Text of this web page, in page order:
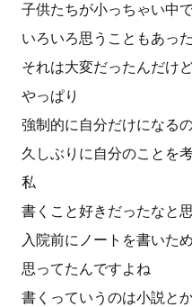
子供たちが小っちゃい中
いろいろ思うこともあっ
それは大変だったんだけ
やっぱり
強制的に自分だけになる
久しぶりに自分のことを
私
書くこと好きだったなと
入院前にノートを書いた
思ってたんですよね
書くっていうのは小説と